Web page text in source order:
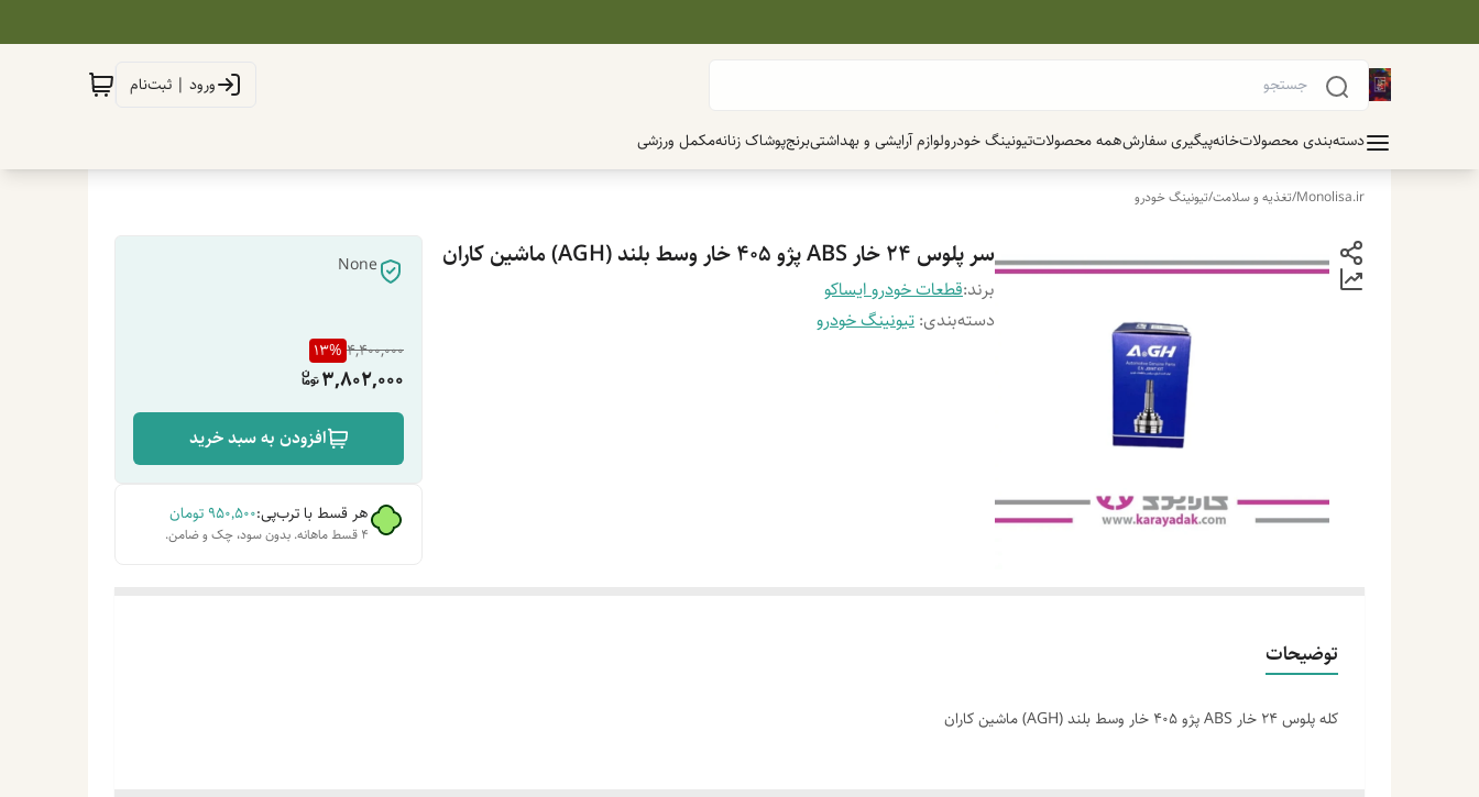
ورود | ثبت‌نام
دسته‌بندی محصولاتخانهپیگیری سفارشهمه محصولاتتیونینگ خودرولوازم آرایشی و بهداشتیبرنجپوشاک زنانهمکمل ورزشی
Monolisa.ir
/تغذیه و سلامت/تیونینگ خودرو
سر پلوس 24 خار ABS پژو 405 خار وسط بلند (AGH) ماشین کاران
برند:قطعات خودرو ایساکو
دسته‌بندی: تیونینگ خودرو
None
4,400,000
13%
3,802,000
افزودن به سبد خرید
هر قسط با ترب‌پی:۹۵۰٬۵۰۰ تومان
۴ قسط ماهانه. بدون سود، چک و ضامن.
توضیحات
کله پلوس 24 خار ABS پژو 405 خار وسط بلند (AGH) ماشین کاران